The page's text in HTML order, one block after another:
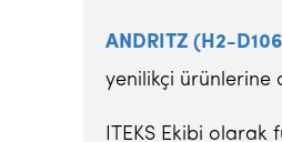
ANDRITZ (H2-
yenilikçi ürünlerine
ITEKS Ekibi